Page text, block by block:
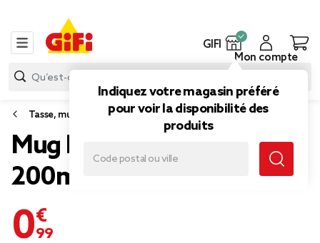
GIFI
Indiquez votre magasin préféré
pour voir la disponibilité des
produits
Mon compte
Tasse, mug et bol
Mug Madrid faïence beige
200ml
0,99 €